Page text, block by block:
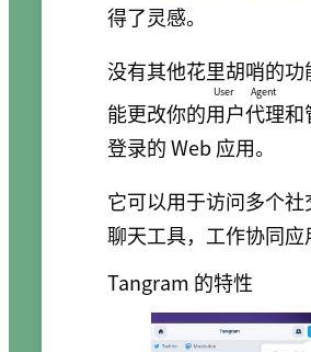
得了灵感。
没有其他花里胡哨的功
能更改你的用户代理
User Agent
和
登录的 Web 应用。
它可以用于访问多个社
聊天工具，工作协同应
Tangram 的特性